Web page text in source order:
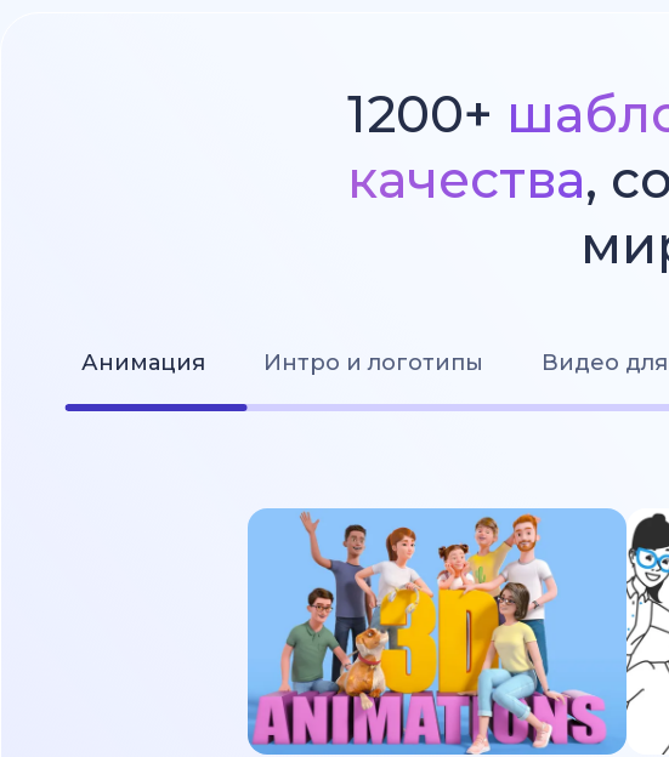
1200+
качества,
Анимация Интро и логотипы Видео